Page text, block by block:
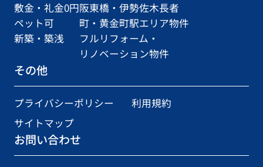
敷金・礼金0円
ペット可
新築・築浅
阪東橋・伊勢佐木長者
町・黄金町駅エリア物件
フルリフォーム・
リノベーション物件
その他
プライバシーポリシー
利用規約
サイトマップ
お問い合わせ